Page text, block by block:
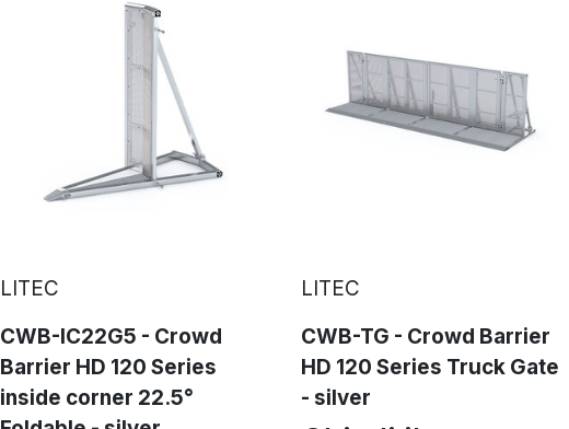
LITEC
CWB-IC22G5 - Crowd
Barrier HD 120 Series
inside corner 22.5°
LITEC
CWB-TG - Crowd Barrier
HD 120 Series Truck Gate
- silver